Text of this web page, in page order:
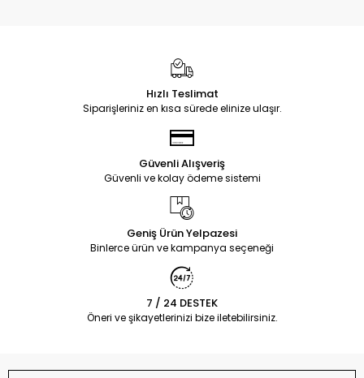
Hızlı Teslimat
Siparişleriniz en kısa sürede elinize ulaşır.
Güvenli Alışveriş
Güvenli ve kolay ödeme sistemi
Geniş Ürün Yelpazesi
Binlerce ürün ve kampanya seçeneği
7 / 24 DESTEK
Öneri ve şikayetlerinizi bize iletebilirsiniz.